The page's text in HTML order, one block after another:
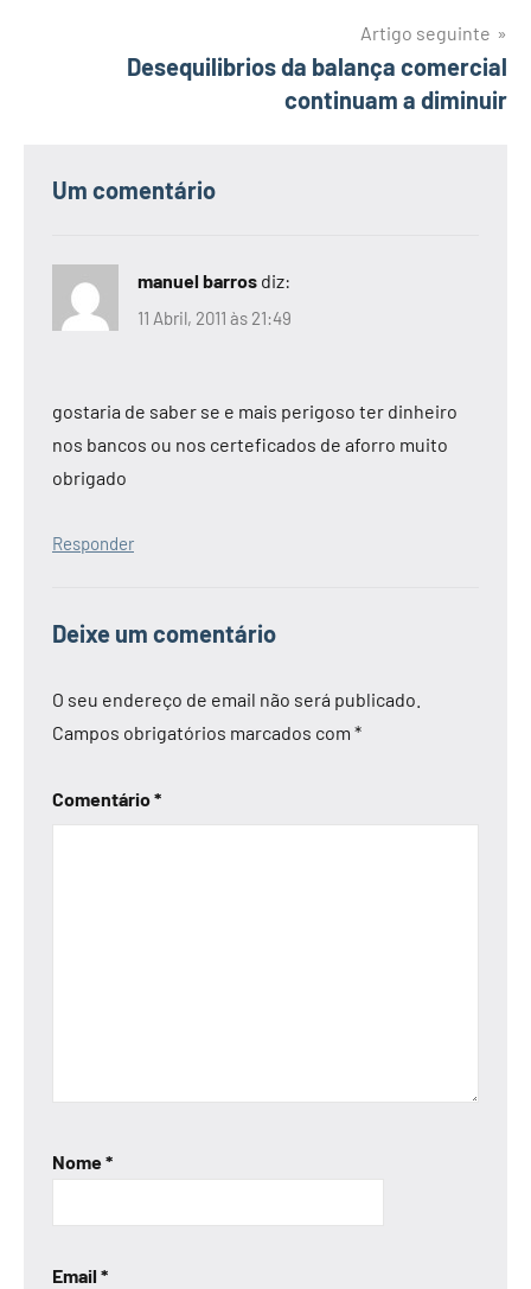
Artigo seguinte
Desequilibrios da balança comercial
continuam a diminuir
Um comentário
manuel barros diz:
11 Abril, 2011 às 21:49
gostaria de saber se e mais perigoso ter dinheiro
nos bancos ou nos certeficados de aforro muito
obrigado
Responder
Deixe um comentário
O seu endereço de email não será publicado.
Campos obrigatórios marcados com *
Comentário*
Nome*
Email *